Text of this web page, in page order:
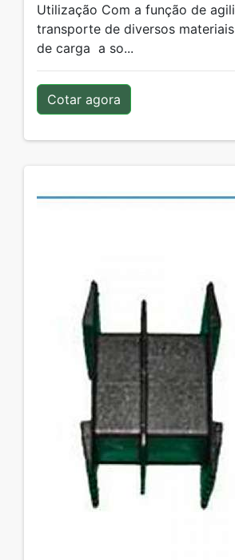
Utilização Com a função de
transporte de diversos
de carga a so...
Cotar agora